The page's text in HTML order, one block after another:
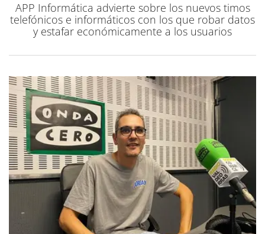
APP Informática advierte sobre los nuevos timos
telefónicos e informáticos con los que robar datos
y estafar económicamente a los usuarios